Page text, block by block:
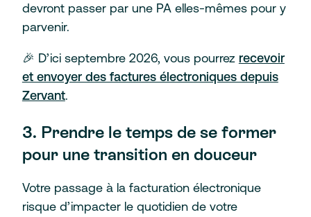
devront passer par une PA elles-mêmes pour y
parvenir.
🎉 D’ici septembre 2026, vous pourrez recevoir
et envoyer des factures électroniques depuis
Zervant.
3. Prendre le temps de se former
pour une transition en douceur
Votre passage à la facturation électronique
risque d’impacter le quotidien de votre